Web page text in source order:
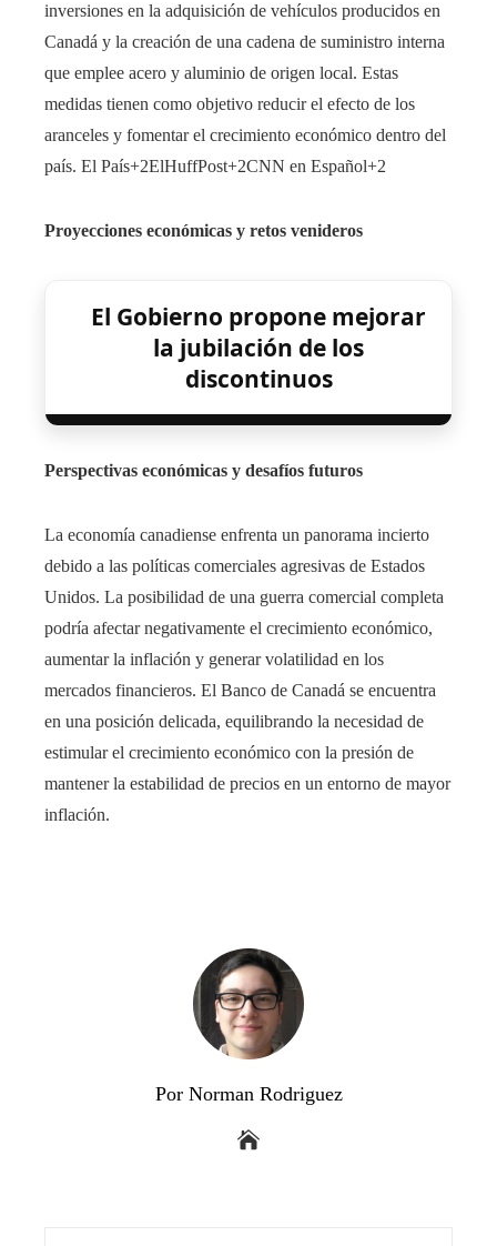
inversiones en la adquisición de vehículos producidos en
Canadá y la creación de una cadena de suministro interna
que emplee acero y aluminio de origen local. Estas
medidas tienen como objetivo reducir el efecto de los
aranceles y fomentar el crecimiento económico dentro del
país. ​El País+2ElHuffPost+2CNN en Español+2
Proyecciones económicas y retos venideros
El Gobierno propone mejorar
la jubilación de los
discontinuos
Perspectivas económicas y desafíos futuros
La economía canadiense enfrenta un panorama incierto
debido a las políticas comerciales agresivas de Estados
Unidos. La posibilidad de una guerra comercial completa
podría afectar negativamente el crecimiento económico,
aumentar la inflación y generar volatilidad en los
mercados financieros. El Banco de Canadá se encuentra
en una posición delicada, equilibrando la necesidad de
estimular el crecimiento económico con la presión de
mantener la estabilidad de precios en un entorno de mayor
inflación.
Por Norman Rodriguez